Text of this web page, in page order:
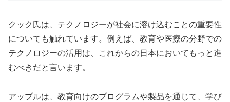
クック氏は、テクノロジーが社会に溶け込むことの重要性
についても触れています。例えば、教育や医療の分野での
テクノロジーの活用は、これからの日本においてもっと進
むべきだと言います。
アップルは、教育向けのプログラムや製品を通じて、学び